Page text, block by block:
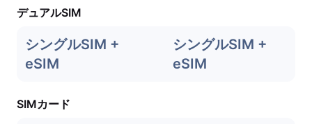
デュアルSIM
シングルSIM +
eSIM
シングルSIM +
eSIM
SIMカード